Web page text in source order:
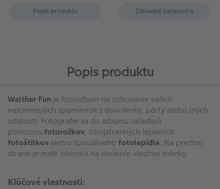
Popis produktu Základné parametre
Popis produktu
Walther Fun je fotoalbum na uchovanie vašich
najcennejších spomienok z dovolenky, párty alebo iných
udalostí. Fotografie sa do albumu ukladajú
pomocou fotorožkov, obojstranných lepiacich
fotoštítkov alebo špeciálneho fotolepidla. Na prednej
strane je malé okienko na vloženie vlastnej snímky.
Kľúčové vlastnosti: